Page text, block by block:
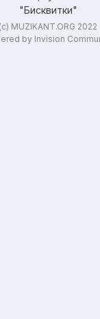
"Бисквитки"
(c) MUZIKANT.ORG 2022
by Invision